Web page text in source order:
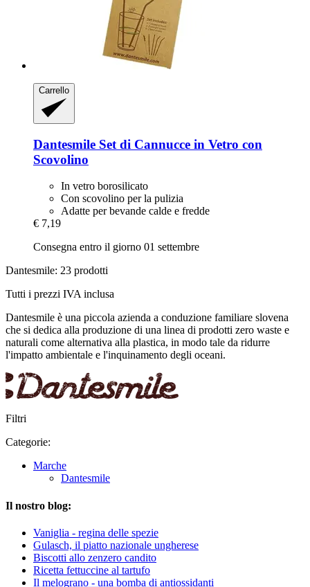
Carrello
Dantesmile Set di Cannucce in Vetro con
Scovolino
In vetro borosilicato
Con scovolino per la pulizia
Adatte per bevande calde e fredde
€ 7,19
Consegna entro il giorno 01 settembre
Dantesmile: 23 prodotti
Tutti i prezzi IVA inclusa
Dantesmile è una piccola azienda a conduzione familiare slovena
che si dedica alla produzione di una linea di prodotti zero waste e
naturali come alternativa alla plastica, in modo tale da ridurre
l'impatto ambientale e l'inquinamento degli oceani.
Filtri
Categorie:
Marche
Dantesmile
Il nostro blog:
Vaniglia - regina delle spezie
Gulasch, il piatto nazionale ungherese
Biscotti allo zenzero candito
Ricetta fettuccine al tartufo
Il melograno - una bomba di antiossidanti